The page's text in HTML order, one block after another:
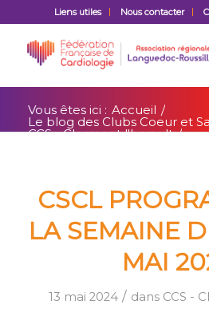
Liens utiles Nous contacter
Vous êtes ici : Accueil /
Le blog des Clubs Coeur et
CCS - Clermont l'herault /
CSCL
LA SEMAINE
MAI
13 mai 2024 / dans CCS -